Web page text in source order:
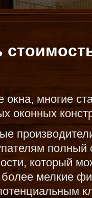
многие
оконных
полный
который
более мелкие